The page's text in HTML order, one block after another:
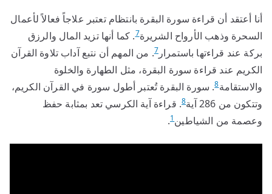
أنا أعتقد أن قراءة سورة البقرة بانتظام تعتبر علاجاً فعالاً لأعمال
السحرة وذهب الأرواح الشريرة7. كما أنها تزيد المال والرزق
بركة عند قراءتها باستمرار 7. من المهم أن نتبع آداب تلاوة القرآن
الكريم عند قراءة سورة البقرة، مثل الطهارة والخلوة
والاستقامة8. سورة البقرة تُعتبر أطول سورة في القرآن الكريم،
وتتكون من 286 آية
8. قراءة آية الكرسي تعد بمثابة حفظ
وعصمة من الشياطين1
.